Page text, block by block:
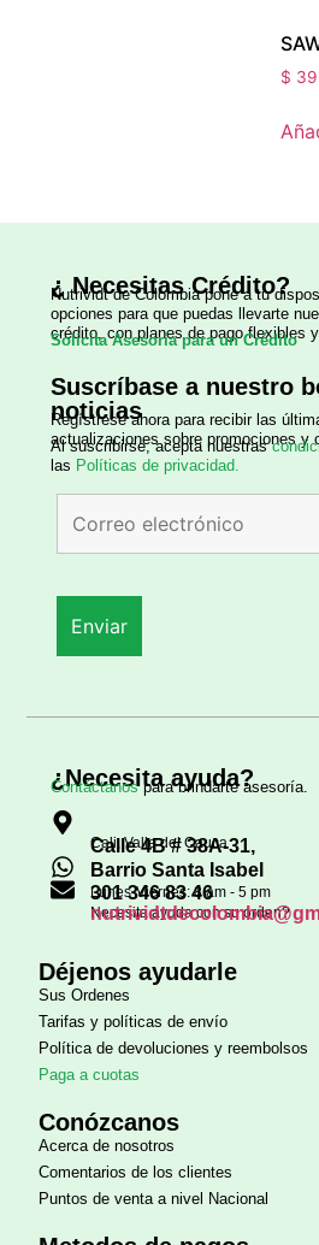
$
¿ Necesitas Crédito?
Nutrividt de Colombiapone a tu
opciones para que puedas llevarte
crédito, con planes de pago flexibles
Solicita Asesoría para un Crédito
Suscríbase a nuestro
noticias
Regístrese ahora para recibir las
actualizaciones sobre promociones y
Al suscribirse, acepta nuestras
las Políticas de privacidad.
¿Necesita ayuda?
Contáctanospara brindarte asesoría.
Cali, Valle del Cauca
Calle 4B # 38A-31,
Barrio Santa Isabel
Lunes-Viernes: 8 am - 5 pm
301 346 83 46
Necesita ayuda con su orden?
Déjenos ayudarle
Sus Ordenes
Tarifas y políticas de envío
Política de devoluciones y reembolsos
Paga a cuotas
Conózcanos
Acerca de nosotros
Comentarios de los clientes
Puntos de venta a nivel Nacional